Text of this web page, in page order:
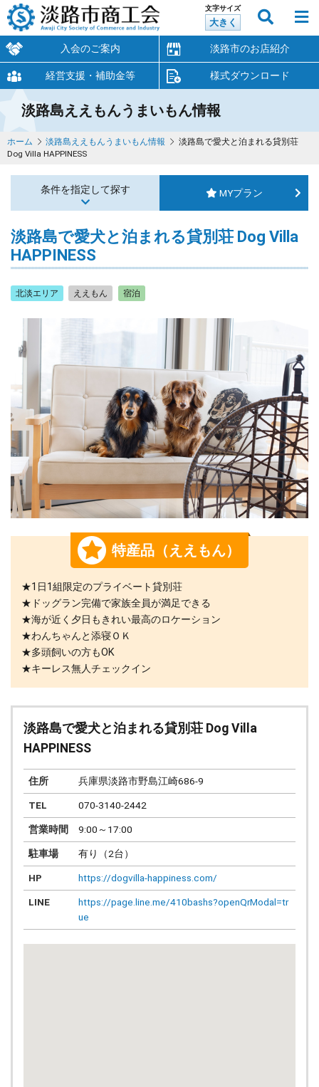
文字サイズ
大きく
入会のご案内 淡路市のお店紹介
経営支援・補助金等 様式ダウンロード
淡路島ええもんうまいもん情報
ホーム 淡路島ええもんうまいもん情報
淡路島で愛犬と泊まれる貸別荘
Dog Villa HAPPINESS
条件を指定して探す MYプラン
淡路島で愛犬と泊まれる貸別荘 Dog Villa
HAPPINESS
北淡エリア ええもん 宿泊
特産品（ええもん）
★1日1組限定のプライベート貸別荘
★ドッグラン完備で家族全員が満足できる
★海が近く夕日もきれい最高のロケーション
★わんちゃんと添寝ＯＫ
★多頭飼いの方もOK
★キーレス無人チェックイン
淡路島で愛犬と泊まれる貸別荘 Dog Villa
HAPPINESS
住所 兵庫県淡路市野島江崎686-9
TEL 070-3140-2442
営業時間 9:00～17:00
駐車場 有り（2台）
HP https://dogvilla-happiness.com/
LINE
https://page.line.me/410bashs?openQrModal=tr
ue